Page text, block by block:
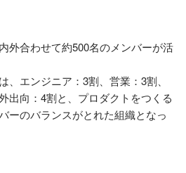
外合わせて約500名のメンバーが活
、エンジニア：3割、営業：3割、
出向：4割と、プロダクトをつくる
ーのバランスがとれた組織となっ